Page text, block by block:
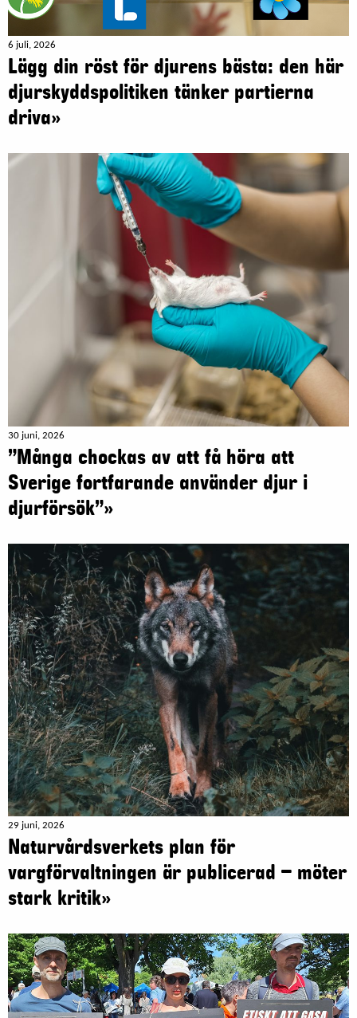
6 juli, 2026
Lägg din röst för djurens bästa: den här
djurskyddspolitiken tänker partierna
driva»
30 juni, 2026
”Många chockas av att få höra att
Sverige fortfarande använder djur i
djurförsök”»
29 juni, 2026
Naturvårdsverkets plan för
vargförvaltningen är publicerad – möter
stark kritik»